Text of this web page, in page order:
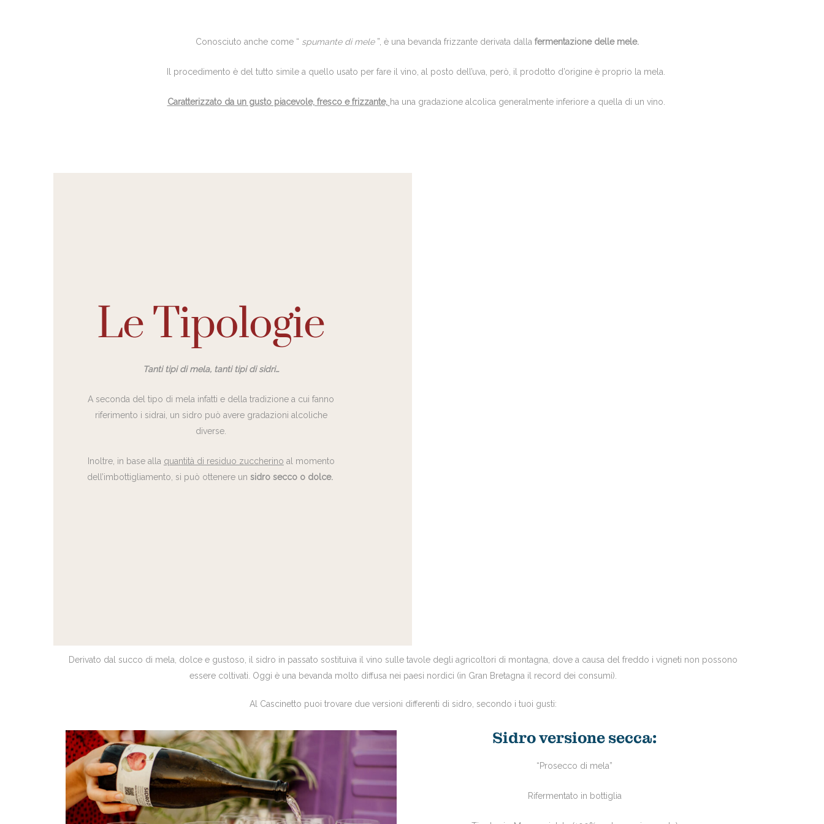
Conosciuto anche come “ spumante di mele ”, è una bevanda frizzante derivata dalla fermentazione delle mele.
Il procedimento è del tutto simile a quello usato per fare il vino, al posto dell’uva, però, il prodotto d’origine è proprio la mela.
Caratterizzato da un gusto piacevole, fresco e frizzante, ha una gradazione alcolica generalmente inferiore a quella di un vino.
Le Tipologie
Tanti tipi di mela, tanti tipi di sidri…
A seconda del tipo di mela infatti e della tradizione a cui fanno
riferimento i sidrai, un sidro può avere gradazioni alcoliche
diverse.
Inoltre, in base alla quantità di residuo zuccherino al momento
dell’imbottigliamento, si può ottenere un sidro secco o dolce.
Derivato dal succo di mela, dolce e gustoso, il sidro in passato sostituiva il vino sulle tavole degli agricoltori di montagna, dove a causa del freddo i vigneti non possono
essere coltivati. Oggi è una bevanda molto diffusa nei paesi nordici (in Gran Bretagna il record dei consumi).
Al Cascinetto puoi trovare due versioni differenti di sidro, secondo i tuoi gusti:
Sidro versione secca:
“Prosecco di mela”
Rifermentato in bottiglia